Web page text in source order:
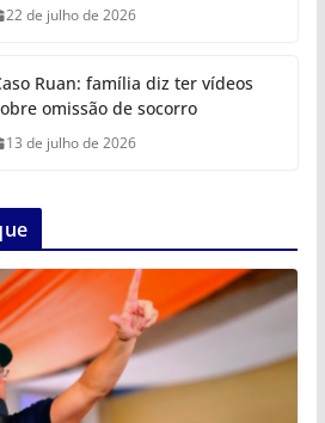
22 de julho de 2026
Ruan: família diz ter vídeos
omissão de socorro
13 de julho de 2026